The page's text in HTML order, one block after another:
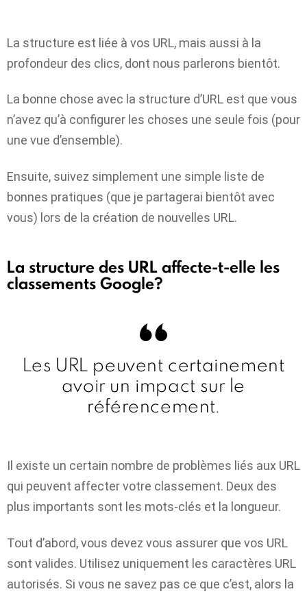
La structure est liée à vos URL, mais aussi à la
profondeur des clics, dont nous parlerons bientôt.
La bonne chose avec la structure d’URL est que vous
n’avez qu’à configurer les choses une seule fois (pour
une vue d’ensemble).
Ensuite, suivez simplement une simple liste de
bonnes pratiques (que je partagerai bientôt avec
vous) lors de la création de nouvelles URL.
La structure des URL affecte-t-elle les
classements Google?
Les URL peuvent certainement
avoir un impact sur le
référencement.
Il existe un certain nombre de problèmes liés aux URL
qui peuvent affecter votre classement. Deux des
plus importants sont les mots-clés et la longueur.
Tout d’abord, vous devez vous assurer que vos URL
sont valides. Utilisez uniquement les caractères URL
autorisés. Si vous ne savez pas ce que c’est, alors la